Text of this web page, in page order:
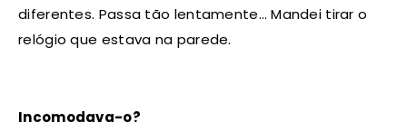
diferentes. Passa tão lentamente… Mandei tirar o
relógio que estava na parede.
Incomodava-o?